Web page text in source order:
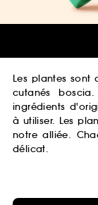
Les plantes
cutanés
ingrédients
à utiliser. Les
notre alliée.
délicat.